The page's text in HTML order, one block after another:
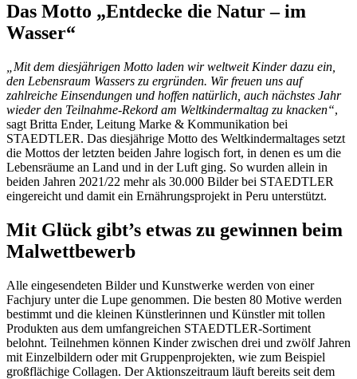
Das Motto „Entdecke die Natur – im
Wasser“
„Mit dem diesjährigen Motto laden wir weltweit Kinder dazu ein,
den Lebensraum Wassers zu ergründen. Wir freuen uns auf
zahlreiche Einsendungen und hoffen natürlich, auch nächstes Jahr
wieder den Teilnahme-Rekord am Weltkindermaltag zu knacken“,
sagt Britta Ender, Leitung Marke & Kommunikation bei
STAEDTLER. Das diesjährige Motto des Weltkindermaltages setzt
die Mottos der letzten beiden Jahre logisch fort, in denen es um die
Lebensräume an Land und in der Luft ging. So wurden allein in
beiden Jahren 2021/22 mehr als 30.000 Bilder bei STAEDTLER
eingereicht und damit ein Ernährungsprojekt in Peru unterstützt.
Mit Glück gibt’s etwas zu gewinnen beim
Malwettbewerb
Alle eingesendeten Bilder und Kunstwerke werden von einer
Fachjury unter die Lupe genommen. Die besten 80 Motive werden
bestimmt und die kleinen Künstlerinnen und Künstler mit tollen
Produkten aus dem umfangreichen STAEDTLER-Sortiment
belohnt. Teilnehmen können Kinder zwischen drei und zwölf Jahren
mit Einzelbildern oder mit Gruppenprojekten, wie zum Beispiel
großflächige Collagen. Der Aktionszeitraum läuft bereits seit dem